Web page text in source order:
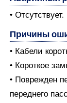
• Отсутствует.
Причины
• Кабели
• Короткое
• Поврежден
переднего